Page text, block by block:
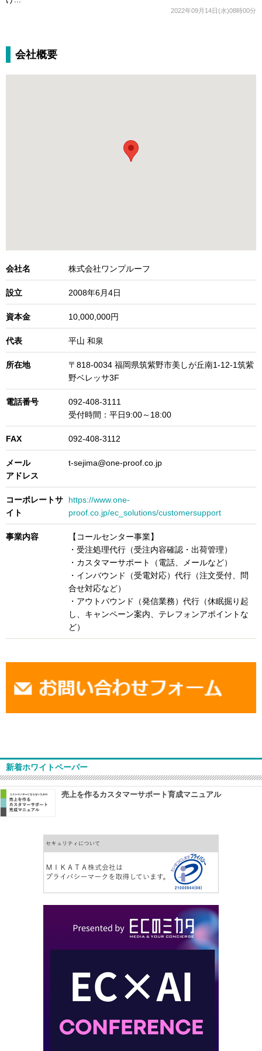
2022年09月14日(水)08時00分
会社概要
会社名 株式会社ワンプルーフ
設立 2008年6月4日
資本金 10,000,000円
代表 平山 和泉
所在地
〒818-0034 福岡県筑紫野市美しが丘南1-12-1筑紫
野ベレッサ3F
電話番号
092-408-3111
受付時間：平日9:00～18:00
FAX 092-408-3112
メール
アドレス
t-sejima@one-proof.co.jp
コーポレートサ
イト
https://www.one-
proof.co.jp/ec_solutions/customersupport
事業内容
【コールセンター事業】
・受注処理代行（受注内容確認・出荷管理）
・カスタマーサポート（電話、メールなど）
・インバウンド（受電対応）代行（注文受付、問
合せ対応など）
・アウトバウンド（発信業務）代行（休眠掘り起
し、キャンペーン案内、テレフォンアポイントな
ど）
新着ホワイトペーパー
売上を作るカスタマーサポート育成マニュアル